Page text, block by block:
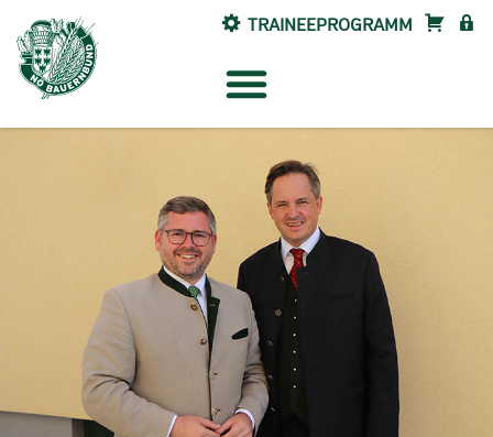
TRAINEEPROGRAMM SHOP